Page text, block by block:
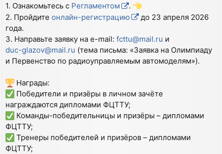
1. Ознакомьтесь с Регламентом
.
2. Пройдите онлайн-регистрацию
до 23 апреля 2026
года.
3. Направьте заявку на e-mail: fcttu@mail.ru и
duc-glazov@mail.ru (тема письма: «Заявка на Олимпиаду
и Первенство по радиоуправляемым автомоделям»).
Награды:
Победители и призёры в личном зачёте
награждаются дипломами ФЦТТУ;
Команды-победительницы и призёры – дипломами
ФЦТТУ;
Тренеры победителей и призёров – дипломами
ФЦТТУ;